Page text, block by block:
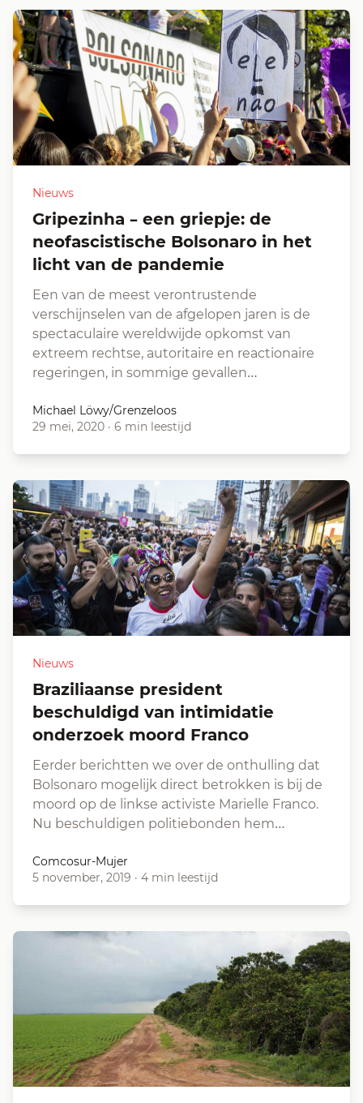
Nieuws
Gripezinha – een griepje: de
neofascistische Bolsonaro in het
licht van de pandemie
Een van de meest verontrustende
verschijnselen van de afgelopen jaren is de
spectaculaire wereldwijde opkomst van
extreem rechtse, autoritaire en reactionaire
regeringen, in sommige gevallen…
Michael Löwy/Grenzeloos
29 mei, 2020 · 6 min leestijd
Nieuws
Braziliaanse president
beschuldigd van intimidatie
onderzoek moord Franco
Eerder berichtten we over de onthulling dat
Bolsonaro mogelijk direct betrokken is bij de
moord op de linkse activiste Marielle Franco.
Nu beschuldigen politiebonden hem…
Comcosur-Mujer
5 november, 2019 · 4 min leestijd